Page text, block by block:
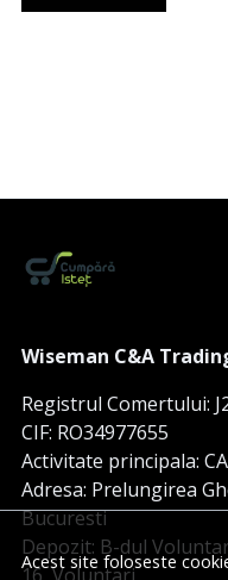
Acest site foloseste
Wiseman C&A
Registrul Comertului:
CIF: RO34977655
Activitate principala:
Adresa: Prelungirea
Bucuresti
Depozit: B-dul